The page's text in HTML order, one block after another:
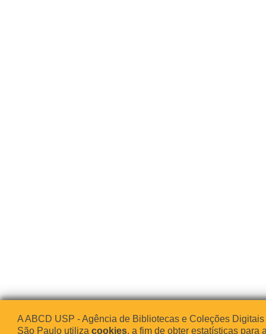
A ABCD USP - Agência de Bibliotecas e Coleções
São Paulo utiliza cookies, a fim de obter estatísticas para